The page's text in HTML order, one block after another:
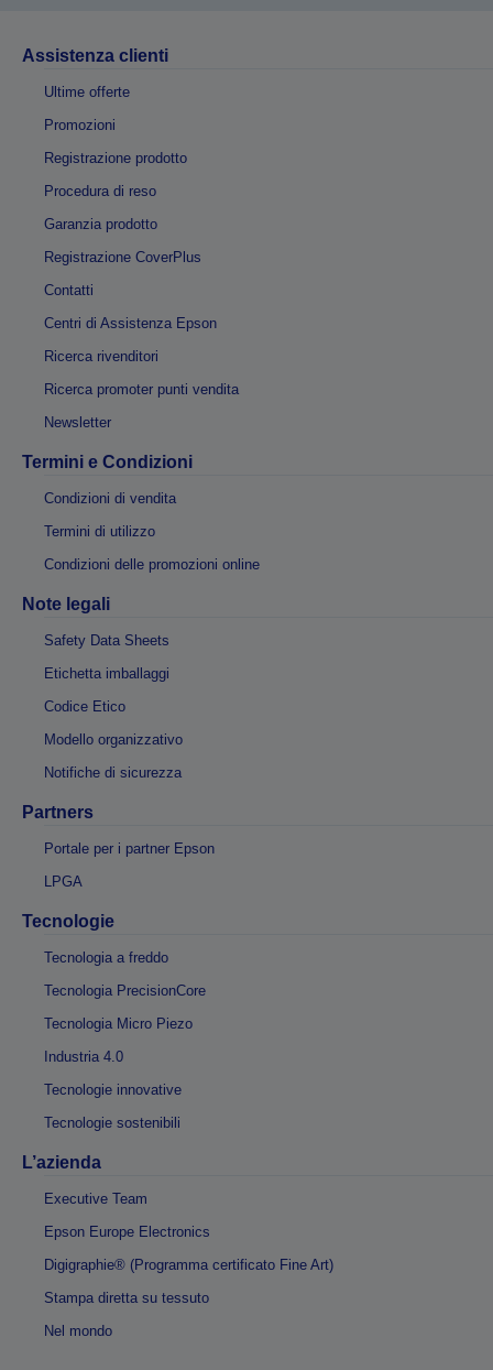
Assistenza clienti
Ultime offerte
Promozioni
Registrazione prodotto
Procedura di reso
Garanzia prodotto
Registrazione CoverPlus
Contatti
Centri di Assistenza Epson
Ricerca rivenditori
Ricerca promoter punti vendita
Newsletter
Termini e Condizioni
Condizioni di vendita
Termini di utilizzo
Condizioni delle promozioni online
Note legali
Safety Data Sheets
Etichetta imballaggi
Codice Etico
Modello organizzativo
Notifiche di sicurezza
Partners
Portale per i partner Epson
LPGA
Tecnologie
Tecnologia a freddo
Tecnologia PrecisionCore
Tecnologia Micro Piezo
Industria 4.0
Tecnologie innovative
Tecnologie sostenibili
L’azienda
Executive Team
Epson Europe Electronics
Digigraphie® (Programma certificato Fine Art)
Stampa diretta su tessuto
Nel mondo